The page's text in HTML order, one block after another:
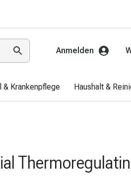
Anmelden
& Krankenpflege Haushalt &